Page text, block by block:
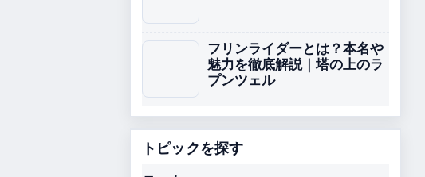
フリンライダーとは？本名や
魅力を徹底解説｜塔の上のラ
プンツェル
トピックを探す